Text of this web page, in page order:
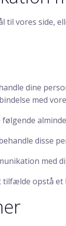
til vores side,
dine
med
disse
med
opstå